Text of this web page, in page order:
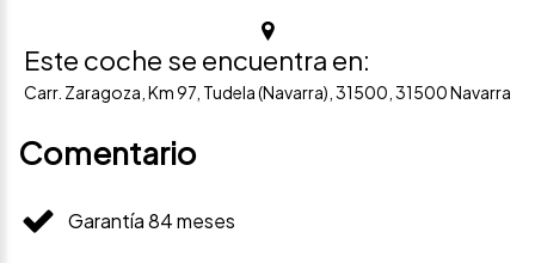
Este coche se encuentra en:
Carr. Zaragoza, Km 97, Tudela (Navarra), 31500, 31500 Navarra
Comentario
Garantía 84 meses